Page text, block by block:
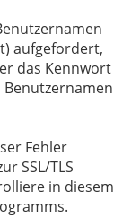
aufgefordert,
das Kennwort
Fehler
SSL/TLS
in diesem